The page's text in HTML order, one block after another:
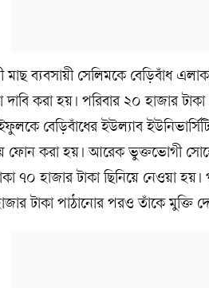
ব্যবসায়ী সেলিমকে বেড়িবাঁধ
করা হয়। পরিবার ২০ হাজার
বেড়িবাঁধের ইউল্যাব
ফোন করা হয়। আরেক ভুক্তভোগী
৭০ হাজার টাকা ছিনিয়ে নেওয়া হয়।
টাকা পাঠানোর পরও তাঁকে মুক্তি